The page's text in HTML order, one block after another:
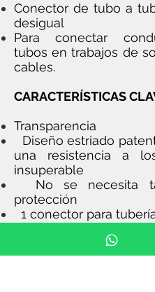
Conector de tubo a
desigual
Para conectar
tubos en trabajos de
cables.
CARACTERÍSTICAS
Transparencia
Diseño estriado
una resistencia a
insuperable
No se necesita
protección
1 conector para
Tecnología de